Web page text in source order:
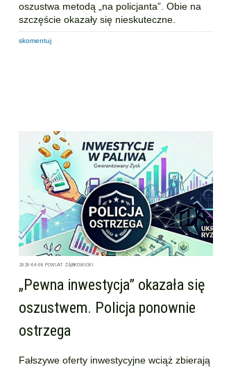
oszustwa metodą „na policjanta”. Obie na
szczęście okazały się nieskuteczne.
skomentuj
2026-04-08 POWIAT ZĄBKOWICKI
„Pewna inwestycja” okazała się
oszustwem. Policja ponownie
ostrzega
Fałszywe oferty inwestycyjne wciąż zbierają